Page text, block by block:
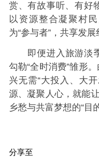
赏、有故事听、有好
以资源整合凝聚村
为“参与者”，共享发展
即便进入旅游淡季
勾勒“全时消费”雏形
兴无需“大投入、大
源、凝聚人心，就能
乡愁与共富梦想的“目的
分享至